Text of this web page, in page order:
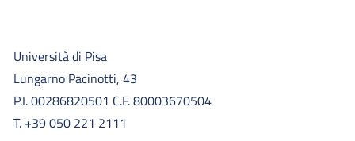
Università di Pisa
Lungarno Pacinotti, 43
P.I. 00286820501 C.F. 80003670504
T. +39 050 221 2111